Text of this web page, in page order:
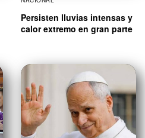
Persisten lluvias intensas y
calor extremo en gran parte